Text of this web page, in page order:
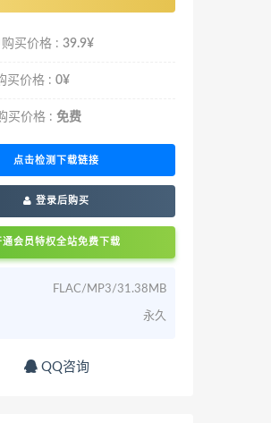
买价格 : 39.9¥
买价格 : 0¥
买价格 : 免费
点击检测下载链接
登录后购买
通会员特权全站免费下载
FLAC/MP3/31.38MB
永久
QQ咨询